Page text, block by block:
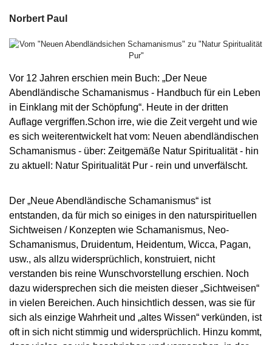
Norbert Paul
Vor 12 Jahren erschien mein Buch: „Der Neue
Abendländische Schamanismus - Handbuch für ein Leben
in Einklang mit der Schöpfung“. Heute in der dritten
Auflage vergriffen.Schon irre, wie die Zeit vergeht und wie
es sich weiterentwickelt hat vom: Neuen abendländischen
Schamanismus - über: Zeitgemäße Natur Spiritualität - hin
zu aktuell: Natur Spiritualität Pur - rein und unverfälscht.
Der „Neue Abendländische Schamanismus“ ist
entstanden, da für mich so einiges in den naturspirituellen
Sichtweisen / Konzepten wie Schamanismus, Neo-
Schamanismus, Druidentum, Heidentum, Wicca, Pagan,
usw., als allzu widersprüchlich, konstruiert, nicht
verstanden bis reine Wunschvorstellung erschien. Noch
dazu widersprechen sich die meisten dieser „Sichtweisen“
in vielen Bereichen. Auch hinsichtlich dessen, was sie für
sich als einzige Wahrheit und „altes Wissen“ verkünden, ist
oft in sich nicht stimmig und widersprüchlich. Hinzu kommt,